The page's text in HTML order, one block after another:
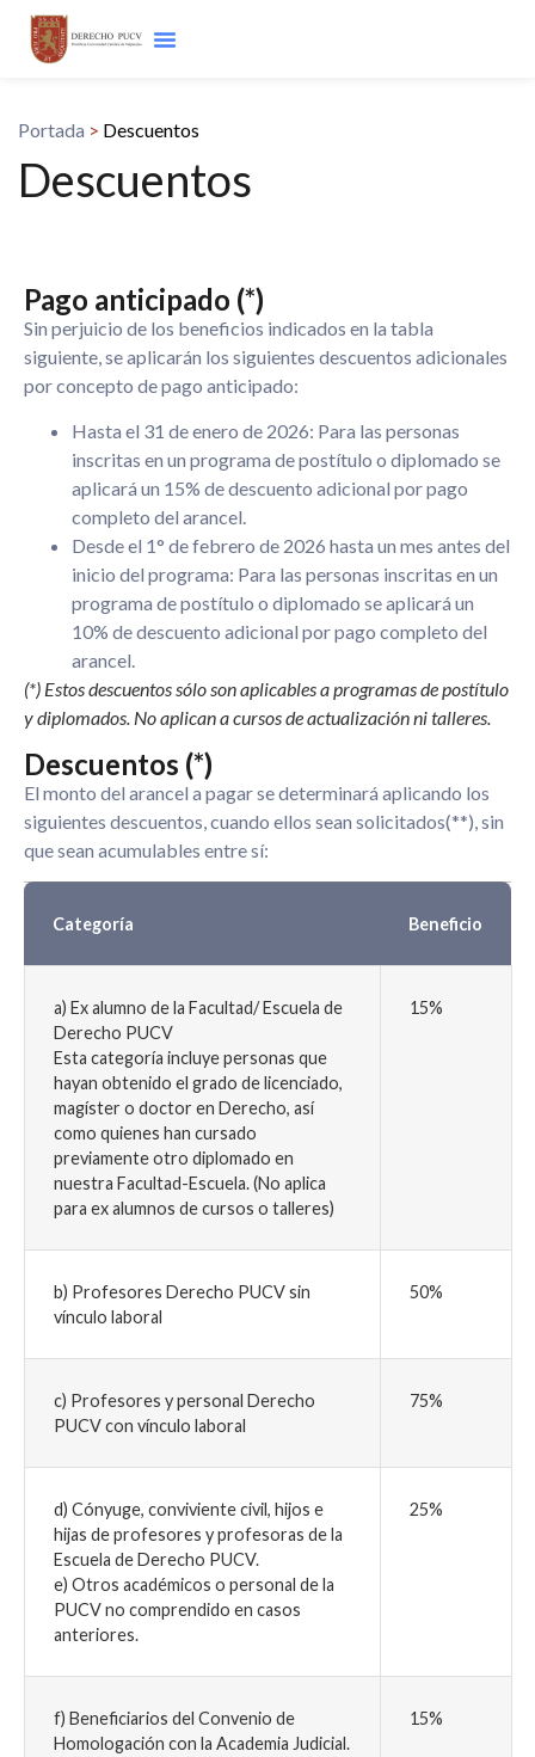
Portada > Descuentos
Descuentos
Pago anticipado (*)
Sin perjuicio de los beneficios indicados en la tabla
siguiente, se aplicarán los siguientes descuentos adicionales
por concepto de pago anticipado:
Hasta el 31 de enero de 2026: Para las personas
inscritas en un programa de postítulo o diplomado se
aplicará un 15% de descuento adicional por pago
completo del arancel.
Desde el 1° de febrero de 2026 hasta un mes antes del
inicio del programa: Para las personas inscritas en un
programa de postítulo o diplomado se aplicará un
10% de descuento adicional por pago completo del
arancel.
(*) Estos descuentos sólo son aplicables a programas de postítulo
y diplomados. No aplican a cursos de actualización ni talleres.
Descuentos (*)
El monto del arancel a pagar se determinará aplicando los
siguientes descuentos, cuando ellos sean solicitados(**), sin
que sean acumulables entre sí:
Categoría Beneficio
a) Ex alumno de la Facultad/ Escuela de
Derecho PUCV
Esta categoría incluye personas que
hayan obtenido el grado de licenciado,
magíster o doctor en Derecho, así
como quienes han cursado
previamente otro diplomado en
nuestra Facultad-Escuela. (No aplica
para ex alumnos de cursos o talleres)
15%
b) Profesores Derecho PUCV sin
vínculo laboral
50%
c) Profesores y personal Derecho
PUCV con vínculo laboral
75%
d) Cónyuge, conviviente civil, hijos e
hijas de profesores y profesoras de la
Escuela de Derecho PUCV.
e) Otros académicos o personal de la
PUCV no comprendido en casos
anteriores.
25%
f) Beneficiarios del Convenio de
Homologación con la Academia Judicial.
15%